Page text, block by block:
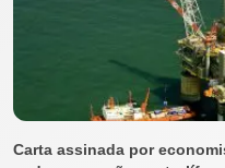
Carta assinada por